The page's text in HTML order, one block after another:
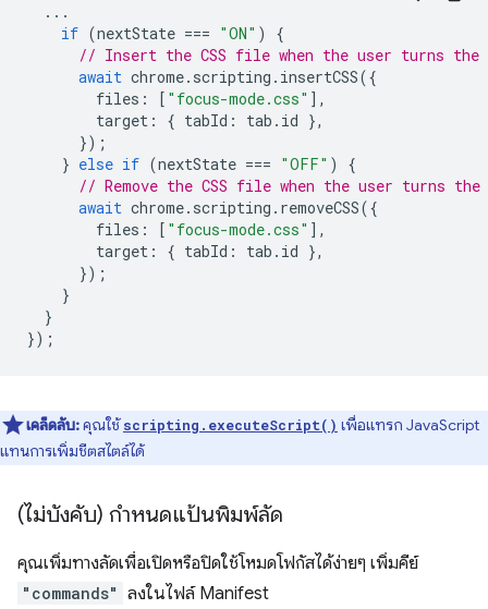
...
if (nextState === "ON" )
{
// Insert the CSS file when the user turns the
await chrome. scripting . insertCSS({
files : [ "focus-mode.css" ],
target : { tabId : tab . id },
});
} else if (nextState === "OFF" )
{
// Remove the CSS file when the user turns
await chrome. scripting . removeCSS({
files : [ "focus-mode.css" ],
target : { tabId : tab . id },
});
}
}
});
เคล็ดลับ:คุณใช้scripting.executeScript() เพื่อแทรก JavaScript
แทนการเพิ่มชีตสไตล์ได้
(ไม่บังคับ) กำหนดแป้นพิมพ์ลัด
คุณเพิ่มทางลัดเพื่อเปิดหรือปิดใช้โหมดโฟกัสได้ง่ายๆ เพิ่มคีย์
"commands" ลงในไฟล์ Manifest